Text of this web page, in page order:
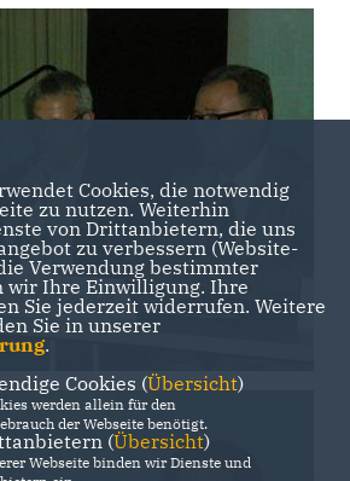
Cookies, die notwendig
zu nutzen. Weiterhin
von Drittanbietern, die uns
zu verbessern (Website-
Verwendung bestimmter
wir Ihre Einwilligung. Ihre
Sie jederzeit widerrufen. Weitere
Sie in unserer
.
Cookies (Übersicht)
werden allein für den
der Webseite benötigt.
(Übersicht)
Webseite binden wir Dienste und